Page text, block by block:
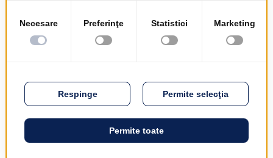
perioada de valabilitate. Se utilizează servicii
de sine stătătoare sau servicii care sunt
determinate în funcție de consumul altor
serviciilor consumate este gestionată automat
de aplicație.
Serviciile consumate se măsoară cu: contoare,